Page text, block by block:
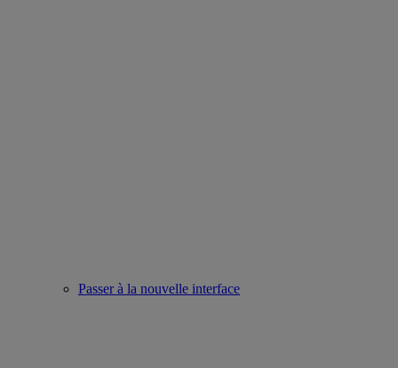
Passer à la nouvelle interface